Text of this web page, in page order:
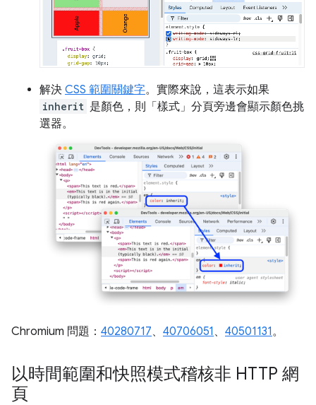
解決 CSS 範圍關鍵字。實際來說，這表示如果
inherit 是顏色，則「樣式」 分頁旁邊會顯示顏色挑
選器。
Chromium 問題： 40280717、 40706051 、 40501131。
以時間範圍和快照模式稽核非 HTTP 網
頁